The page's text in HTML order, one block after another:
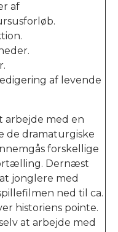
af
af levende
arbejde med en
de dramaturgiske
forskellige
Dernæst
jonglere med
ned til ca.
historiens pointe.
at arbejde med